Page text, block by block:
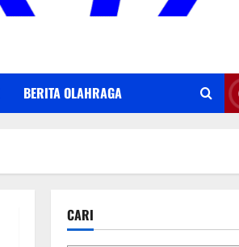
BERITA OLAHRAGA
CARI